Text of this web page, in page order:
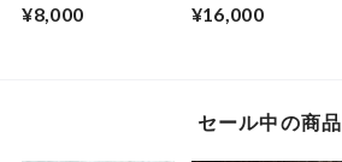
ダントトップ 1.6g
¥8,000
ントトップ 2.8g
¥16,000
セール中の商品